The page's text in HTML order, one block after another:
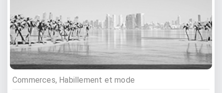
Commerces, Habillement et mode